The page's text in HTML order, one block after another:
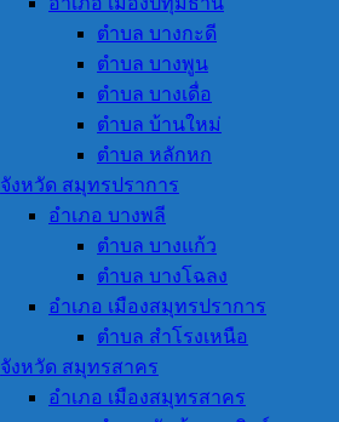
ตำบล บางกะดี
ตำบล บางพูน
ตำบล บางเดื่อ
ตำบล บ้านใหม่
ตำบล หลักหก
จังหวัด สมุทรปราการ
อำเภอ บางพลี
ตำบล บางแก้ว
ตำบล บางโฉลง
อำเภอ เมืองสมุทรปราการ
ตำบล สำโรงเหนือ
จังหวัด สมุทรสาคร
อำเภอ เมืองสมุทรสาคร